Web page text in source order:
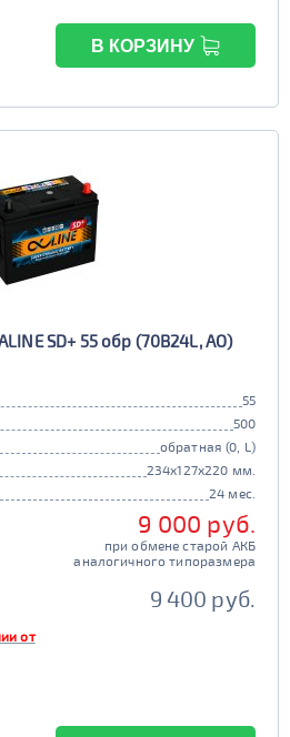
В КОРЗИНУ
SD+ 55 обр (70B24L, AO)
55
500
обратная (0, L)
234x127x220 мм.
24 мес.
9 000 руб.
при обмене старой АКБ
аналогичного типоразмера
9 400 руб.
от